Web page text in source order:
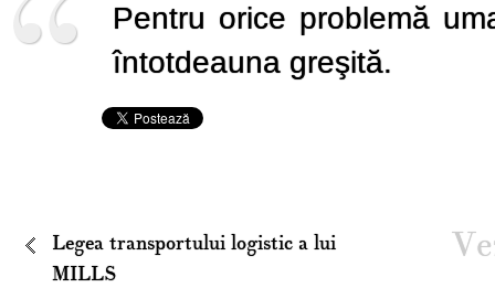
Pentru orice problemă
întotdeauna greşită.
Legea transportului logistic a lui
MILLS